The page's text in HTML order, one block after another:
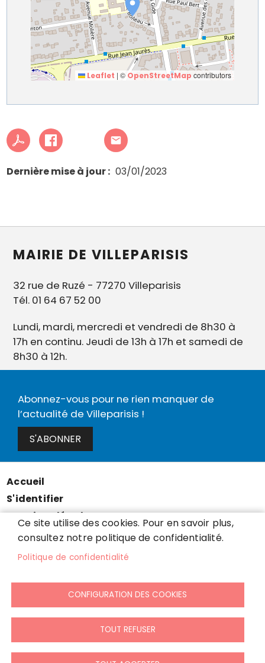
Leaflet | © OpenStreetMap contributors
Dernière mise à jour 03/01/2023
MAIRIE DE VILLEPARISIS
32 rue de Ruzé - 77270 Villeparisis
Tél. 01 64 67 52 00
Lundi, mardi, mercredi et vendredi de 8h30 à
17h en continu. Jeudi de 13h à 17h et samedi de
8h30 à 12h.
Abonnez-vous pour ne rien manquer de
l’actualité de Villeparisis !
S'ABONNER
Menu
Pied
de
page
Accueil
S'identifier
Mentions légales
Données personnelles
Accessibilité : partiellement conforme
Contact
Plan du site
Ce site utilise des cookies. Pour en savoir plus,
consultez notre politique de confidentialité.
Politique de confidentialité
CONFIGURATION DES COOKIES
TOUT REFUSER